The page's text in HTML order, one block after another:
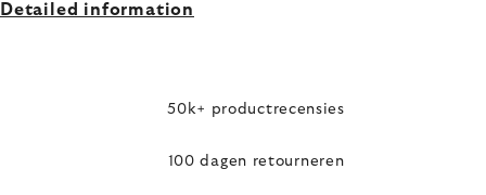
Detailed information
50k+ productrecensies
100 dagen retourneren